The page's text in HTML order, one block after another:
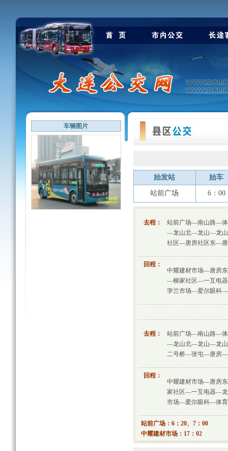
车辆图片
始发站 始车
站前广场 6：00
去程：
站前广场—南山路—
—龙山北—龙山—龙
社区—唐房社区东—
回程：
中耀建材市场—唐房
—柳家社区—一互电
孛兰市场—爱尔眼科
去程：
站前广场—南山路—
—龙山北—龙山—龙
二号桥—张屯—唐房—
回程：
中耀建材市场—唐房
家社区—一互电器—
市场—爱尔眼科—体
站前广场：6：20、7：00
中耀建材市场：17：02